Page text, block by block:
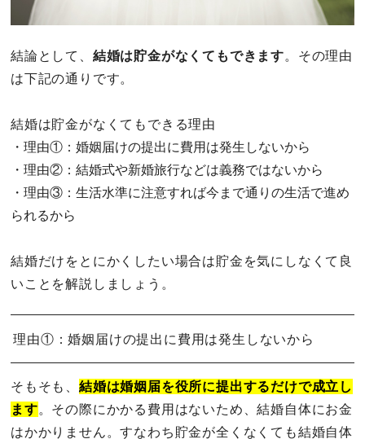
結論として、 結婚は貯金がなくてもできます。その理由
は下記の通りです。
結婚は貯金がなくてもできる理由
・理由①：婚姻届けの提出に費用は発生しないから
・理由②：結婚式や新婚旅行などは義務ではないから
・理由③：生活水準に注意すれば今まで通りの生活で進め
られるから
結婚だけをとにかくしたい場合は貯金を気にしなくて良
いことを解説しましょう。
理由①：婚姻届けの提出に費用は発生しないから
そもそも、 結婚は婚姻届を役所に提出するだけで成立し
ます。その際にかかる費用はないため、結婚自体にお金
はかかりません。すなわち貯金が全くなくても結婚自体